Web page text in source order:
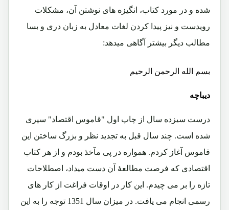
شده و در مورد کتاب، انگیزه های نوشتن آن، مشکلات
رویدست و نیز پیدا کردن لغات معادل به زبان دری و بسا
مطالب دیگر بیشتر آگاهی میدهد:
بسم الله الرحمن الرحیم
دیباچه
درست سیزده سال از چاپ اول "قاموس اقتصاد" سپری
شده است. چند سال قبل به تجدید نظر و بزرگ ساختن این
قاموس آغاز کردم. همواره در پی مآخذ بودم و از هر کتاب
اقتصادی که فرصت مطالعۀ آن دست میداد، اصطلاحات
تازه را بر می چیدم. این کار در اوقات فراغت از کار های
رسمی انجام می یافت. در میزان سال 1351 توجه را به این